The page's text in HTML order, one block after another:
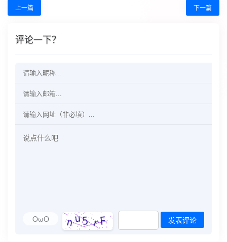
上一篇 下一篇
评论一下？
OωO 发表评论